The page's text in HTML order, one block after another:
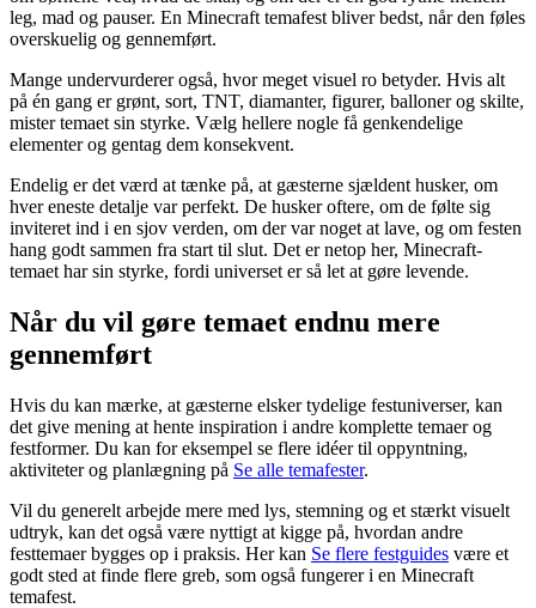
leg, mad og pauser. En Minecraft temafest bliver bedst, når den føles
overskuelig og gennemført.
Mange undervurderer også, hvor meget visuel ro betyder. Hvis alt
på én gang er grønt, sort, TNT, diamanter, figurer, balloner og skilte,
mister temaet sin styrke. Vælg hellere nogle få genkendelige
elementer og gentag dem konsekvent.
Endelig er det værd at tænke på, at gæsterne sjældent husker, om
hver eneste detalje var perfekt. De husker oftere, om de følte sig
inviteret ind i en sjov verden, om der var noget at lave, og om festen
hang godt sammen fra start til slut. Det er netop her, Minecraft-
temaet har sin styrke, fordi universet er så let at gøre levende.
Når du vil gøre temaet endnu mere
gennemført
Hvis du kan mærke, at gæsterne elsker tydelige festuniverser, kan
det give mening at hente inspiration i andre komplette temaer og
festformer. Du kan for eksempel se flere idéer til oppyntning,
aktiviteter og planlægning på Se alle temafester.
Vil du generelt arbejde mere med lys, stemning og et stærkt visuelt
udtryk, kan det også være nyttigt at kigge på, hvordan andre
festtemaer bygges op i praksis. Her kan Se flere festguides være et
godt sted at finde flere greb, som også fungerer i en Minecraft
temafest.